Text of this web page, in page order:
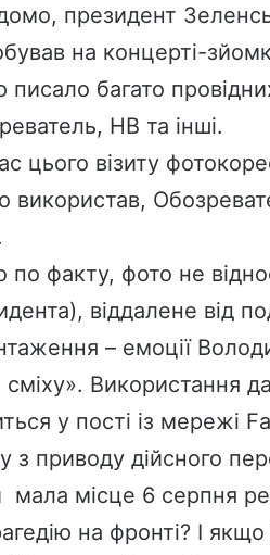
президент
на концерті-
писало багато
, НВ та інші.
цього візиту
використав,
по факту, фото не
віддалене від
– емоції
сміху». Використання
у пості із мережі
з приводу дійсного
мала місце 6 серпня
на фронті? І